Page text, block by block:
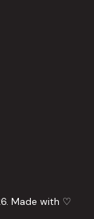
Made with ♡